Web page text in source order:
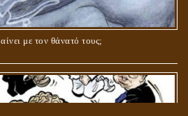
με τον θάνατό τους;